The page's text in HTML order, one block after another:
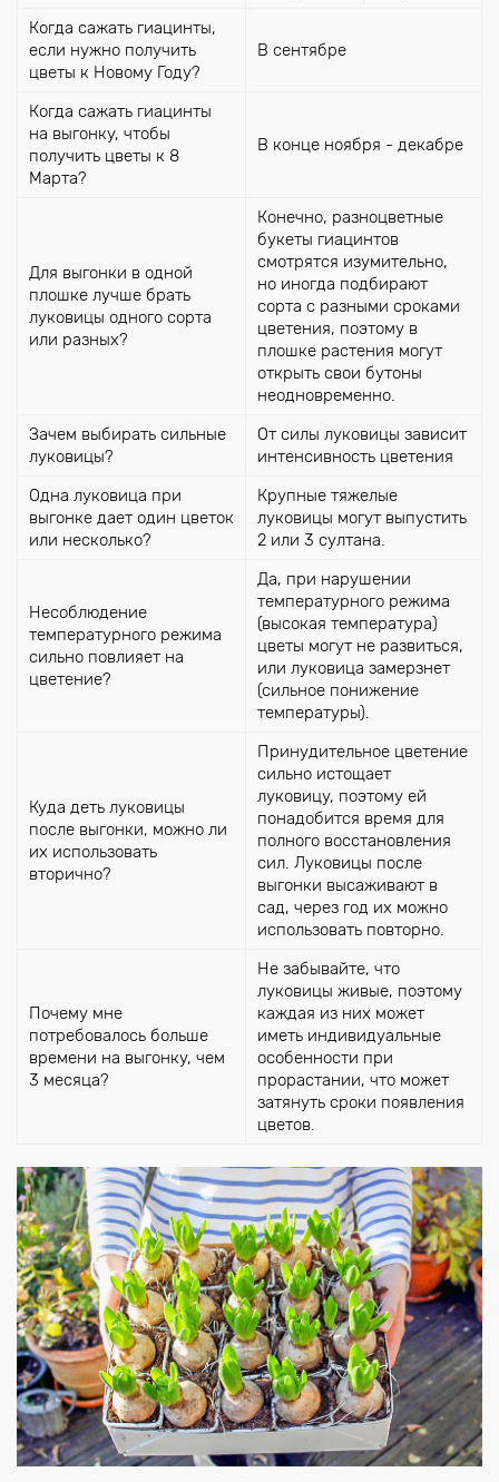
Когда сажать гиацинты,
если нужно получить
цветы к Новому Году?
В сентябре
Когда сажать гиацинты
на выгонку, чтобы
получить цветы к 8
Марта?
В конце ноября - декабре
Для выгонки в одной
плошке лучше брать
луковицы одного сорта
или разных?
Конечно, разноцветные
букеты гиацинтов
смотрятся изумительно,
но иногда подбирают
сорта с разными сроками
цветения, поэтому в
плошке растения могут
открыть свои бутоны
неодновременно.
Зачем выбирать сильные
луковицы?
От силы луковицы зависит
интенсивность цветения
Одна луковица при
выгонке дает один цветок
или несколько?
Крупные тяжелые
луковицы могут выпустить
2 или 3 султана.
Несоблюдение
температурного режима
сильно повлияет на
цветение?
Да, при нарушении
температурного режима
(высокая температура)
цветы могут не развиться,
или луковица замерзнет
(сильное понижение
температуры).
Куда деть луковицы
после выгонки, можно ли
их использовать
вторично?
Принудительное цветение
сильно истощает
луковицу, поэтому ей
понадобится время для
полного восстановления
сил. Луковицы после
выгонки высаживают в
сад, через год их можно
использовать повторно.
Почему мне
потребовалось больше
времени на выгонку, чем
3 месяца?
Не забывайте, что
луковицы живые, поэтому
каждая из них может
иметь индивидуальные
особенности при
прорастании, что может
затянуть сроки появления
цветов.